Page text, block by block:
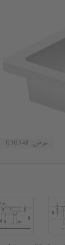
حوض, 030348